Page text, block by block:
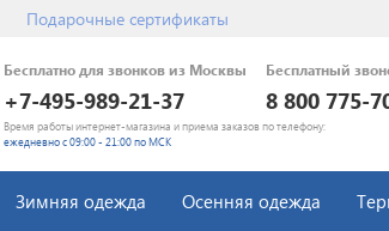
Подарочные сертификаты
Бесплатно для звонков из Москвы
+7-495-989-21-37
Бесплатный
8 800 775-
Время работы интернет-магазина и приема заказов по телефону:
ежедневно с 09:00 - 21:00 по МСК
Зимняя одежда Осенняя одежда